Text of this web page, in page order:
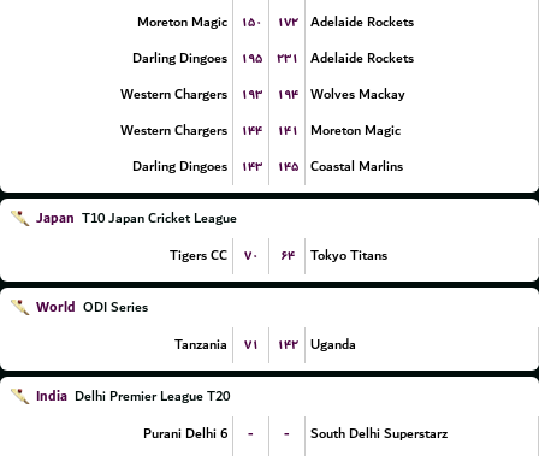
Moreton Magic
۱۵۰ ۱۷۲ Adelaide Rockets
Darling Dingoes
۱۹۵ ۲۳۱ Adelaide Rockets
Western Chargers
۱۹۳ ۱۹۴ Wolves Mackay
Western Chargers
۱۴۴ ۱۴۱
Moreton Magic
Darling Dingoes
۱۴۳ ۱۴۵ Coastal Marlins
Japan T10 Japan Cricket League
Tigers CC
۷۰ ۶۴ Tokyo Titans
World ODI Series
Tanzania
۷۱ ۱۴۲ Uganda
India Delhi Premier League T20
Purani Delhi 6
- -
South Delhi Superstarz